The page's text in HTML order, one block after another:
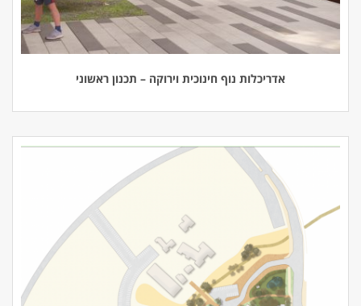
אדריכלות נוף חינוכית וירוקה – תכנון ראשוני